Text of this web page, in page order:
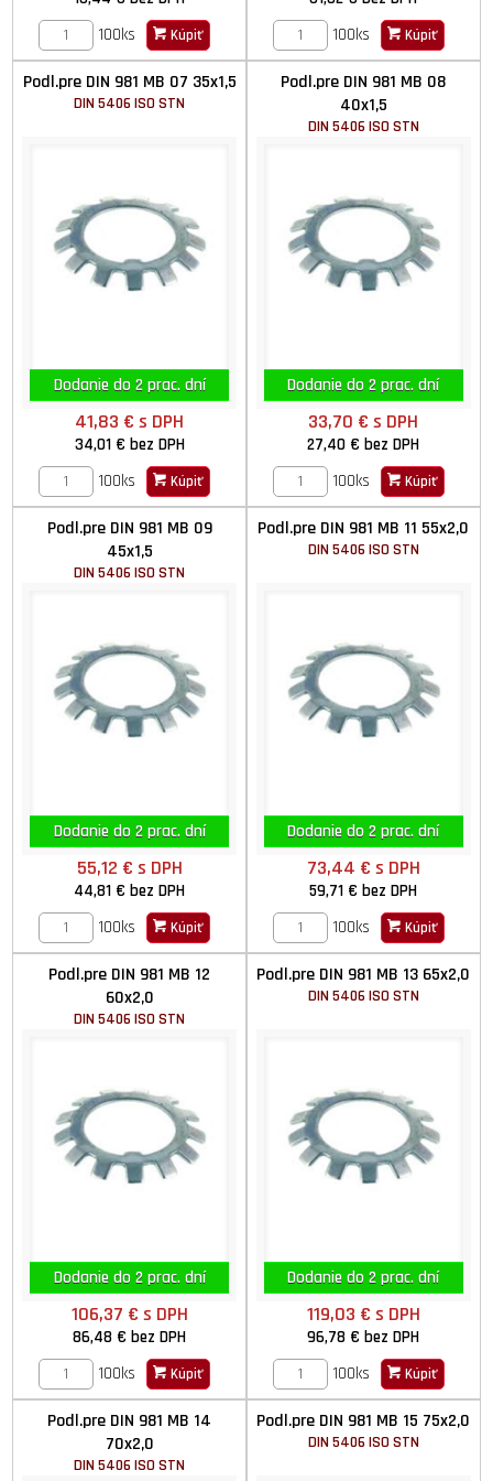
100ks
Kúpiť
100ks
Kúpiť
Podl.pre DIN 981 MB 07 35x1,5
DIN 5406 ISO STN
Dodanie do 2 prac. dní
41,83 €s DPH
34,01 € bez DPH
100ks
Kúpiť
Podl.pre DIN 981 MB 08
40x1,5
DIN 5406 ISO STN
Dodanie do 2 prac. dní
33,70 €s DPH
27,40 €bez DPH
100ks
Kúpiť
Podl.pre DIN 981 MB 09
45x1,5
DIN 5406 ISO STN
Dodanie do 2 prac. dní
55,12 € s DPH
44,81 €bez DPH
100ks
Kúpiť
Podl.pre DIN 981 MB 11 55x2,0
DIN 5406 ISO STN
Dodanie do 2 prac. dní
73,44 € s DPH
59,71 €bez DPH
100ks
Kúpiť
Podl.pre DIN 981 MB 12
60x2,0
DIN 5406 ISO STN
Dodanie do 2 prac. dní
106,37 € s DPH
86,48 €bez DPH
100ks
Kúpiť
Podl.pre DIN 981 MB 13 65x2,0
DIN 5406 ISO STN
Dodanie do 2 prac. dní
119,03 € s DPH
96,78 €bez DPH
100ks
Kúpiť
Podl.pre DIN 981 MB 14
70x2,0
DIN 5406 ISO STN
Podl.pre DIN 981 MB 15 75x2,0
DIN 5406 ISO STN